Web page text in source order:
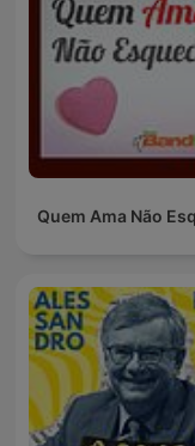
Quem Ama Não